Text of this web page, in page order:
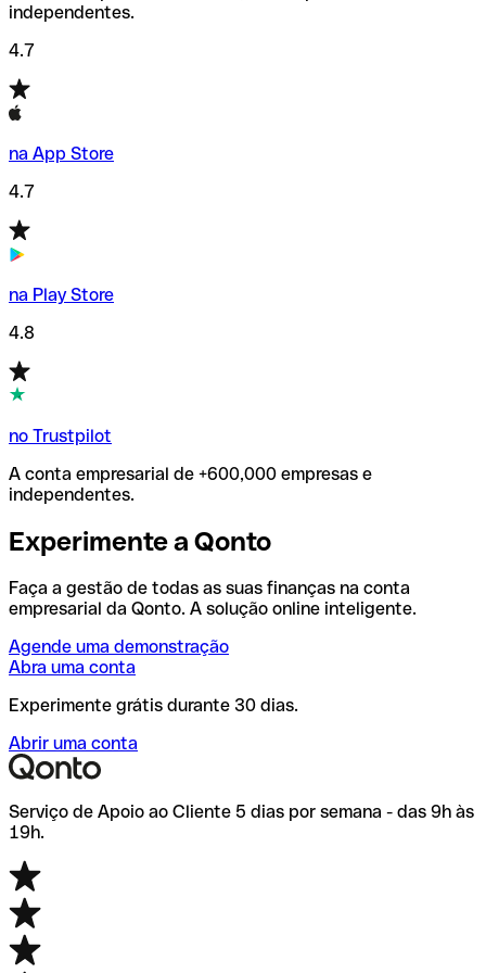
independentes.
4.7
na App Store
4.7
na Play Store
4.8
no Trustpilot
A conta empresarial de +600,000 empresas e
independentes.
Experimente a Qonto
Faça a gestão de todas as suas finanças na conta
empresarial da Qonto. A solução online inteligente.
Agende uma demonstração
Abra uma conta
Experimente grátis durante 30 dias.
Abrir uma conta
Serviço de Apoio ao Cliente 5 dias por semana - das 9h às
19h.